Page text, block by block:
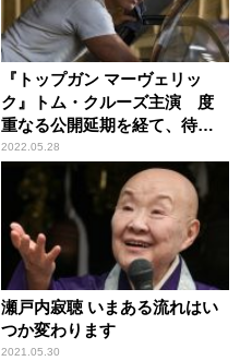
『トップガン マーヴェリッ
ク』トム・クルーズ主演 度
重なる公開延期を経て、待望
のスクリーンへ
2022.05.28
瀬戸内寂聴 いまある流れはい
つか変わります
2021.05.30